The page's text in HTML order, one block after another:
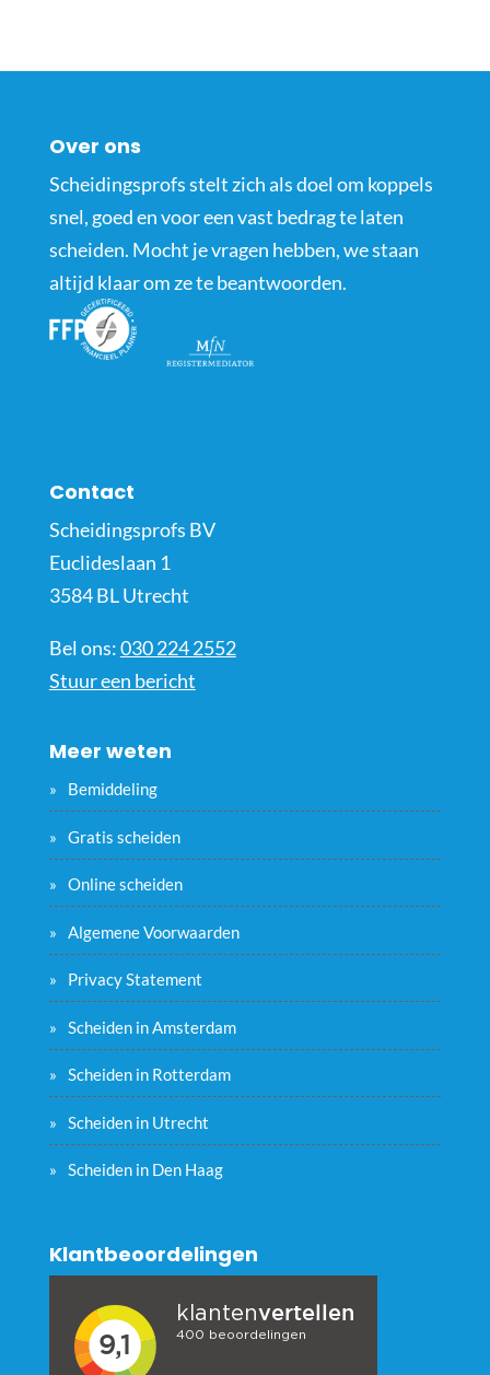
Over ons
Scheidingsprofs stelt zich als doel om koppels
snel, goed en voor een vast bedrag te laten
scheiden. Mocht je vragen hebben, we staan
altijd klaar om ze te beantwoorden.
Contact
Scheidingsprofs BV
Euclideslaan 1
3584 BL Utrecht
Bel ons:030 224 2552
Stuur een bericht
Meer weten
Bemiddeling
Gratis scheiden
Online scheiden
Algemene Voorwaarden
Privacy Statement
Scheiden in Amsterdam
Scheiden in Rotterdam
Scheiden in Utrecht
Scheiden in Den Haag
Klantbeoordelingen